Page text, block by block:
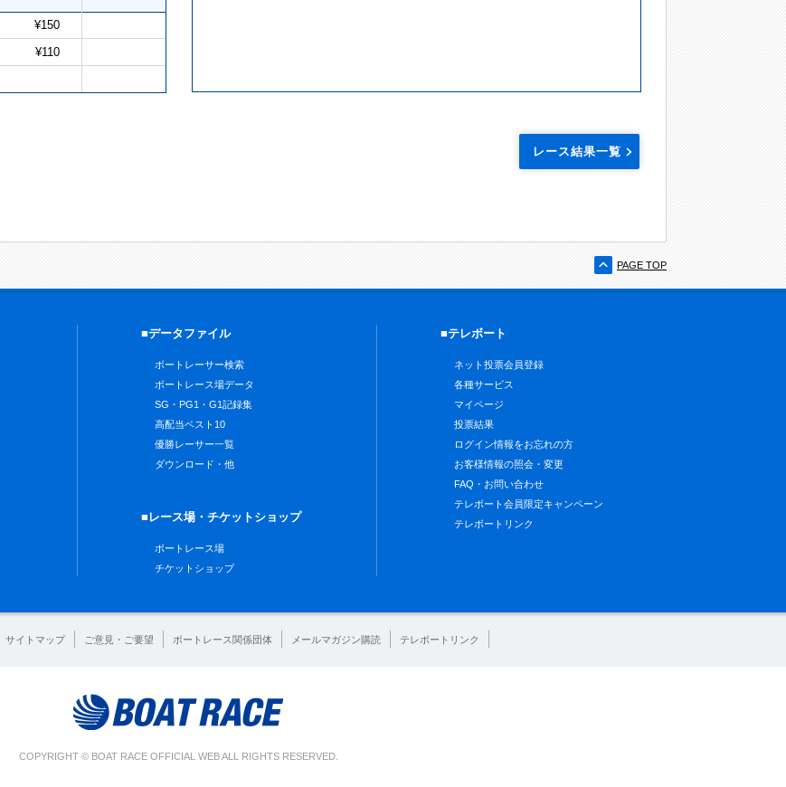
¥150
¥110
レース結果一覧
PAGE TOP
■データファイル
ボートレーサー検索
ボートレース場データ
SG・PG1・G1記録集
高配当ベスト10
優勝レーサー一覧
ダウンロード・他
■レース場・チケットショップ
ボートレース場
チケットショップ
■テレボート
ネット投票会員登録
各種サービス
マイページ
投票結果
ログイン情報をお忘れの方
お客様情報の照会・変更
FAQ・お問い合わせ
テレボート会員限定キャンペーン
テレボートリンク
サイトマップ ご意見・ご要望 ボートレース関係団体 メールマガジン購読 テレボートリンク
COPYRIGHT © BOAT RACE OFFICIAL WEB ALL RIGHTS RESERVED.